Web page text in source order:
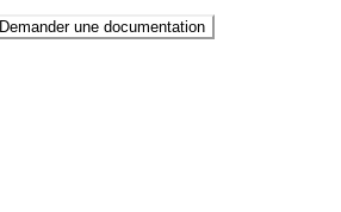
Demander une documentation